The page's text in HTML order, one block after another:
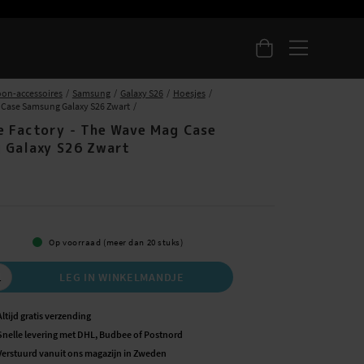
accessoires Samsung Galaxy S26
Hoesjes
Samsung Galaxy S26 Zwart
Factory - The Wave Mag Case
Galaxy S26 Zwart
Op voorraad (meer dan 20 stuks)
LEG IN WINKELMANDJE
gratis verzending
levering met DHL, Budbee of Postnord
vanuit ons magazijn in Zweden